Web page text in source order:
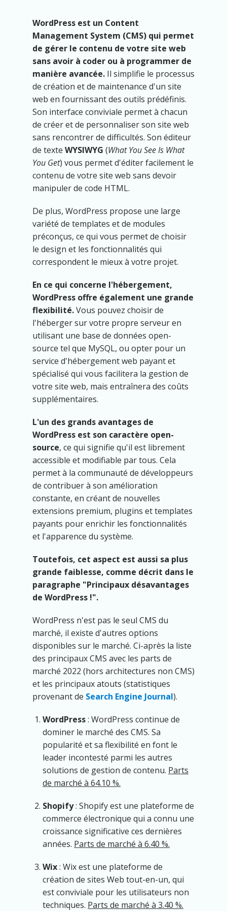
WordPress est un Content
Management System (CMS) qui permet
de gérer le contenu de votre site web
sans avoir à coder ou à programmer de
manière avancée. Il simplifie le processus
de création et de maintenance d'un site
web en fournissant des outils prédéfinis.
Son interface conviviale permet à chacun
de créer et de personnaliser son site web
sans rencontrer de difficultés. Son éditeur
de texte WYSIWYG (What You See Is What
You Get) vous permet d'éditer facilement le
contenu de votre site web sans devoir
manipuler de code HTML.
De plus, WordPress propose une large
variété de templates et de modules
préconçus, ce qui vous permet de choisir
le design et les fonctionnalités qui
correspondent le mieux à votre projet.
En ce qui concerne l'hébergement,
WordPress offre également une grande
flexibilité.Vous pouvez choisir de
l'héberger sur votre propre serveur en
utilisant une base de données open-
source tel que MySQL, ou opter pour un
service d'hébergement web payant et
spécialisé qui vous facilitera la gestion de
votre site web, mais entraînera des coûts
supplémentaires.
L'un des grands avantages de
WordPress est son caractère open-
source, ce qui signifie qu'il est librement
accessible et modifiable par tous. Cela
permet à la communauté de développeurs
de contribuer à son amélioration
constante, en créant de nouvelles
extensions premium, plugins et templates
payants pour enrichir les fonctionnalités
et l'apparence du système.
Toutefois, cet aspect est aussi sa plus
grande faiblesse, comme décrit dans le
paragraphe "Principaux désavantages
de WordPress !".
WordPress n'est pas le seul CMS du
marché, il existe d'autres options
disponibles sur le marché. Ci-après la liste
des principaux CMS avec les parts de
marché 2022 (hors architectures non CMS)
et les principaux atouts (statistiques
provenant de Search Engine Journal).
WordPress: WordPress continue de
dominer le marché des CMS. Sa
popularité et sa flexibilité en font le
leader incontesté parmi les autres
solutions de gestion de contenu. Parts
de marché à 64.10 %.
Shopify: Shopify est une plateforme de
commerce électronique qui a connu une
croissance significative ces dernières
années. Parts de marché à 6.40 %.
Wix: Wix est une plateforme de
création de sites Web tout-en-un, qui
est conviviale pour les utilisateurs non
techniques. Parts de marché à 3.40 %.